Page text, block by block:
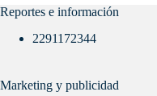
Reportes e información
2291172344
Marketing y publicidad